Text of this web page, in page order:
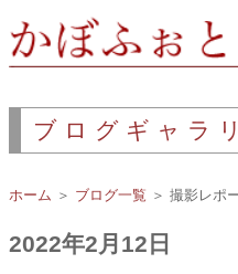
ブログギャラ
ホーム ＞ ブログ一覧 ＞ 撮影レポ
2022年2月12日